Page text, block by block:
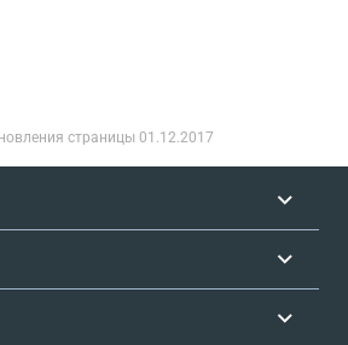
страницы 01.12.2017